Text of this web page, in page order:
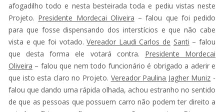
afogadilho todo e nesta besteirada toda e pediu vistas neste
Projeto. Presidente Mordecai Oliveira – falou que foi pedido
para que fosse dispensando dos interstícios e que não cabe
vista e que foi votado.Vereador Laudi Carlos de Santi – falou
que desta forma ele votará contra. Presidente Mordecai
Oliveira – falou que nem todo funcionário é obrigado a aderir e
que isto esta claro no Projeto. Vereador Paulina Jagher Muniz -
falou que dando uma rápida olhada, achou estranho no sentido
de que as pessoas que possuem carro não podem ter direito a